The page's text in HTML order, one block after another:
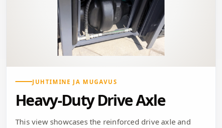
JUHTIMINE JA MUGAVUS
Heavy-Duty Drive Axle
This view showcases the reinforced drive axle and